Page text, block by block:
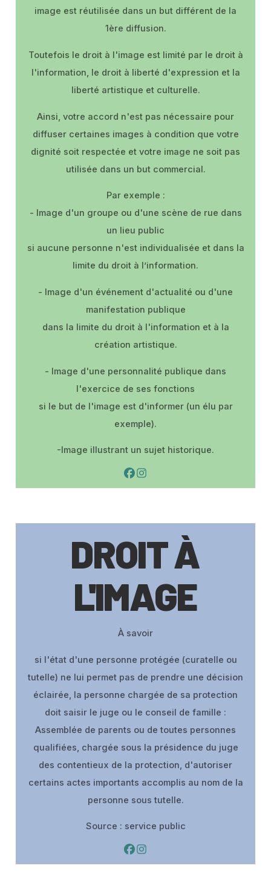
image est réutilisée dans un but différent de la
1ère diffusion.
Toutefois le droit à l'image est limité par le droit à
l'information, le droit à liberté d'expression et la
liberté artistique et culturelle.
Ainsi, votre accord n'est pas nécessaire pour
diffuser certaines images à condition que votre
dignité soit respectée et votre image ne soit pas
utilisée dans un but commercial.
Par exemple :
- Image d'un groupe ou d'une scène de rue dans
un lieu public
si aucune personne n'est individualisée et dans la
limite du droit à l’information.
- Image d'un événement d'actualité ou d'une
manifestation publique
dans la limite du droit à l'information et à la
création artistique.
- Image d'une personnalité publique dans
l'exercice de ses fonctions
si le but de l'image est d'informer (un élu par
exemple).
-Image illustrant un sujet historique.
DROIT À
L'IMAGE
À savoir
si l'état d'une personne protégée (curatelle ou
tutelle) ne lui permet pas de prendre une décision
éclairée, la personne chargée de sa protection
doit saisir le juge ou le conseil de famille :
Assemblée de parents ou de toutes personnes
qualifiées, chargée sous la présidence du juge
des contentieux de la protection, d'autoriser
certains actes importants accomplis au nom de la
personne sous tutelle.
Source : service public